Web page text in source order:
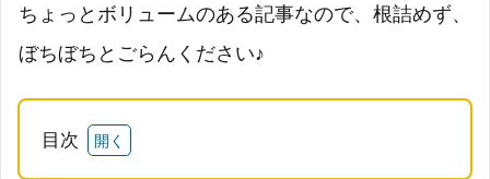
ちょっとボリュームのある記事なので、根詰めず、
ぼちぼちとごらんください♪
目次